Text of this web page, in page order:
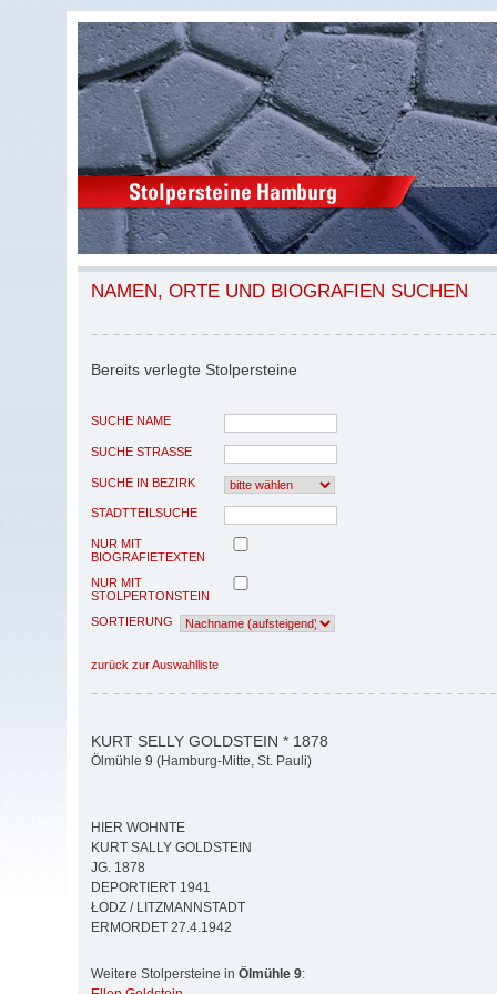
NAMEN, ORTE UND BIOGRAFIEN SUCHEN
Bereits verlegte Stolpersteine
SUCHE NAME
SUCHE STRASSE
SUCHE IN BEZIRK
STADTTEILSUCHE
NUR MIT
BIOGRAFIETEXTEN
NUR MIT
STOLPERTONSTEIN
SORTIERUNG
zurück zur Auswahlliste
KURT SELLY GOLDSTEIN * 1878
Ölmühle 9 (Hamburg-Mitte, St. Pauli)
HIER WOHNTE
KURT SALLY GOLDSTEIN
JG. 1878
DEPORTIERT 1941
ŁODZ / LITZMANNSTADT
ERMORDET 27.4.1942
Weitere Stolpersteine in Ölmühle 9: